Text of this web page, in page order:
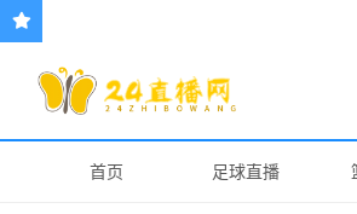
首页 足球直播